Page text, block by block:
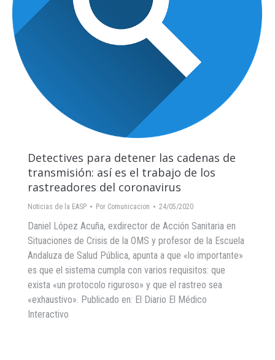
Detectives para detener las cadenas de
transmisión: así es el trabajo de los
rastreadores del coronavirus
Noticias de la EASP Por Comunicacion 24/05/2020
Daniel López Acuña, exdirector de Acción Sanitaria en
Situaciones de Crisis de la OMS y profesor de la Escuela
Andaluza de Salud Pública, apunta a que «lo importante»
es que el sistema cumpla con varios requisitos: que
exista «un protocolo riguroso» y que el rastreo sea
«exhaustivo». Publicado en: El Diario El Médico
Interactivo